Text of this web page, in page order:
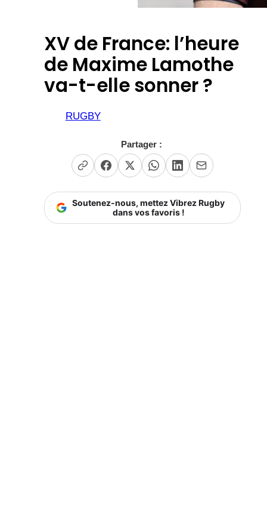
XV de France: l’heure
de Maxime Lamothe
va-t-elle sonner ?
RUGBY
Partager :
Soutenez-nous, mettez Vibrez Rugby
dans vos favoris !